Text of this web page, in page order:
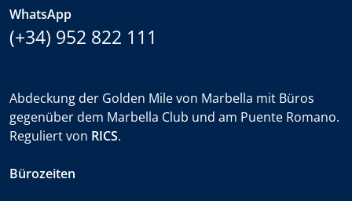
WhatsApp
(+34) 952 822 111
Abdeckung der Golden Mile von Marbella mit Büros
gegenüber dem Marbella Club und am Puente Romano.
Reguliert von RICS.
Bürozeiten